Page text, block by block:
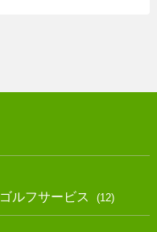
ゴルフサービス (12)